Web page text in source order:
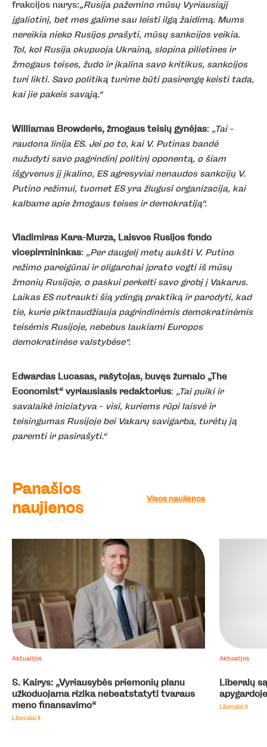
frakcijos narys:„Rusija pažemino mūsų Vyriausiąjį
įgaliotinį, bet mes galime sau leisti ilgą žaidimą. Mums
nereikia nieko Rusijos prašyti, mūsų sankcijos veikia.
Tol, kol Rusija okupuoja Ukrainą, slopina pilietines ir
žmogaus teises, žudo ir įkalina savo kritikus, sankcijos
turi likti. Savo politiką turime būti pasirengę keisti tada,
kai jie pakeis savąją.“
Williamas Browderis, žmogaus teisių gynėjas: „Tai–
raudona linija ES. Jei po to, kai V. Putinas bandė
nužudyti savo pagrindinį politinį oponentą, o šiam
išgyvenus jį įkalino, ES agresyviai nenaudos sankcijų V.
Putino režimui, tuomet ES yra žlugusi organizacija, kai
kalbame apie žmogaus teises ir demokratiją“.
Vladimiras Kara-Murza, Laisvos Rusijos fondo
vicepirmininkas: „Per daugelį metų aukšti V. Putino
režimo pareigūnai ir oligarchai įprato vogti iš mūsų
žmonių Rusijoje, o paskui perkelti savo grobį į Vakarus.
Laikas ES nutraukti šią ydingą praktiką ir parodyti, kad
tie, kurie piktnaudžiauja pagrindinėmis demokratinėmis
teisėmis Rusijoje, nebebus laukiami Europos
demokratinėse valstybėse“.
Edwardas Lucasas, rašytojas, buvęs žurnalo „The
Economist“ vyriausiasis redaktorius: „Tai puiki ir
savalaikė iniciatyva – visi, kuriems rūpi laisvė ir
teisingumas Rusijoje bei Vakarų savigarba, turėtų ją
paremti ir pasirašyti.“
Panašios
naujienos
Visos naujienos
Aktualijos
S. Kairys: „Vyriausybės priemonių planu
užkoduojama rizika nebeatstatyti tvaraus
meno finansavimo“
Liberalai.lt
Aktualijos
Liberalų
Liberalai.lt